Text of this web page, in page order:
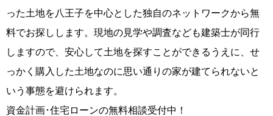
った土地を八王子を中心とした独自のネットワークから無
料でお探しします。現地の見学や調査なども建築士が同行
しますので、安心して土地を探すことができるうえに、せ
っかく購入した土地なのに思い通りの家が建てられないと
いう事態を避けられます。
資金計画･住宅ローンの無料相談受付中！